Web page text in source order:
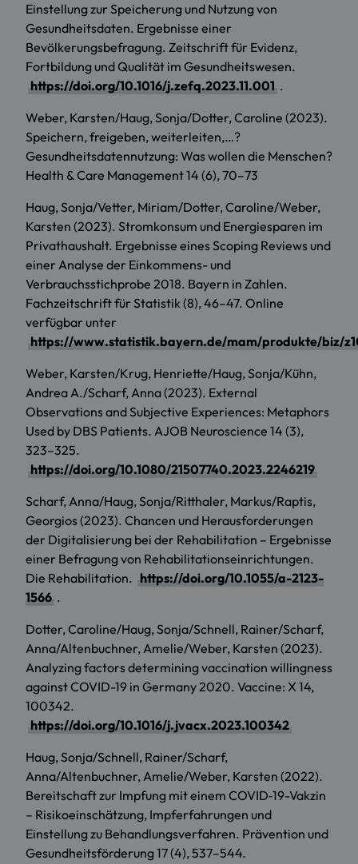
Einstellung zur Speicherung und Nutzung von
Gesundheitsdaten. Ergebnisse einer
Bevölkerungsbefragung. Zeitschrift für Evidenz,
Fortbildung und Qualität im Gesundheitswesen.
https://doi.org/10.1016/j.zefq.2023.11.001 .
Weber, Karsten/Haug, Sonja/Dotter, Caroline (2023).
Speichern, freigeben, weiterleiten,…?
Gesundheitsdatennutzung: Was wollen die Menschen?
Health & Care Management 14 (6), 70–73
Haug, Sonja/Vetter, Miriam/Dotter, Caroline/Weber,
Karsten (2023). Stromkonsum und Energiesparen im
Privathaushalt. Ergebnisse eines Scoping Reviews und
einer Analyse der Einkommens- und
Verbrauchsstichprobe 2018. Bayern in Zahlen.
Fachzeitschrift für Statistik (8), 46–47. Online
verfügbar unter
https://www.statistik.bayern.de/mam/produkte/biz/
Weber, Karsten/Krug, Henriette/Haug, Sonja/Kühn,
Andrea A./Scharf, Anna (2023). External
Observations and Subjective Experiences: Metaphors
Used by DBS Patients. AJOB Neuroscience 14 (3),
323–325.
https://doi.org/10.1080/21507740.2023.2246219
Scharf, Anna/Haug, Sonja/Ritthaler, Markus/Raptis,
Georgios (2023). Chancen und Herausforderungen
der Digitalisierung bei der Rehabilitation – Ergebnisse
einer Befragung von Rehabilitationseinrichtungen.
Die Rehabilitation. https://doi.org/10.1055/a-2123-
1566 .
Dotter, Caroline/Haug, Sonja/Schnell, Rainer/Scharf,
Anna/Altenbuchner, Amelie/Weber, Karsten (2023).
Analyzing factors determining vaccination willingness
against COVID-19 in Germany 2020. Vaccine: X 14,
100342.
https://doi.org/10.1016/j.jvacx.2023.100342
Haug, Sonja/Schnell, Rainer/Scharf,
Anna/Altenbuchner, Amelie/Weber, Karsten (2022).
Bereitschaft zur Impfung mit einem COVID‑19-Vakzin
– Risikoeinschätzung, Impferfahrungen und
Einstellung zu Behandlungsverfahren. Prävention und
Gesundheitsförderung 17 (4), 537–544.